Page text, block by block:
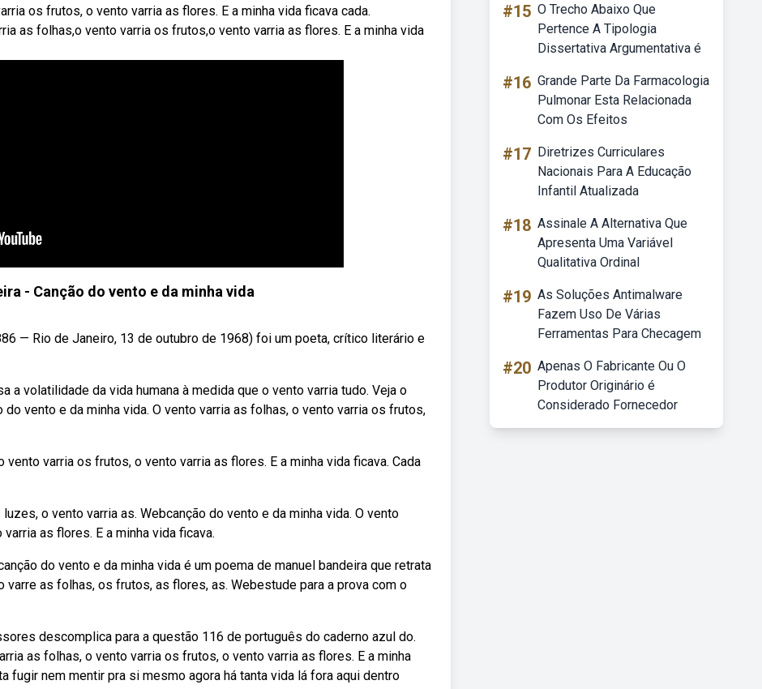
os frutos, o vento varria as flores. E a minha vida ficava cada.
as folhas,o vento varria os frutos,o vento varria as flores. E a minha vida
- Canção do vento e da minha vida
— Rio de Janeiro, 13 de outubro de 1968) foi um poeta, crítico literário e
a volatilidade da vida humana à medida que o vento varria tudo. Veja o
vento e da minha vida. O vento varria as folhas, o vento varria os frutos,
varria os frutos, o vento varria as flores. E a minha vida ficava. Cada
o vento varria as. Webcanção do vento e da minha vida. O vento
as flores. E a minha vida ficava.
do vento e da minha vida é um poema de manuel bandeira que retrata
varre as folhas, os frutos, as flores, as. Webestude para a prova com o
descomplica para a questão 116 de português do caderno azul do.
as folhas, o vento varria os frutos, o vento varria as flores. E a minha
fugir nem mentir pra si mesmo agora há tanta vida lá fora aqui dentro
#15 O Trecho Abaixo Que
Pertence A Tipologia
Dissertativa Argumentativa é
#16 Grande Parte Da Farmacologia
Pulmonar Esta Relacionada
Com Os Efeitos
#17 Diretrizes Curriculares
Nacionais Para A Educação
Infantil Atualizada
#18 Assinale A Alternativa Que
Apresenta Uma Variável
Qualitativa Ordinal
#19 As Soluções Antimalware
Fazem Uso De Várias
Ferramentas Para Checagem
#20 Apenas O Fabricante Ou O
Produtor Originário é
Considerado Fornecedor